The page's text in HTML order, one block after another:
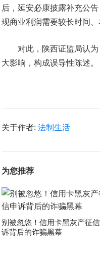
后，延安必康披露补充公
现商业利润需要较长时间
对此，陕西证监局认为
大影响，构成误导性陈述。
关于作者: 法制生活
为您推荐
别被忽悠！信用卡黑灰产征
诉背后的诈骗黑幕